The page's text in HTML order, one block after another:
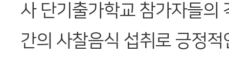
사 단기출가학교 참가자들의
간의 사찰음식 섭취로 긍정